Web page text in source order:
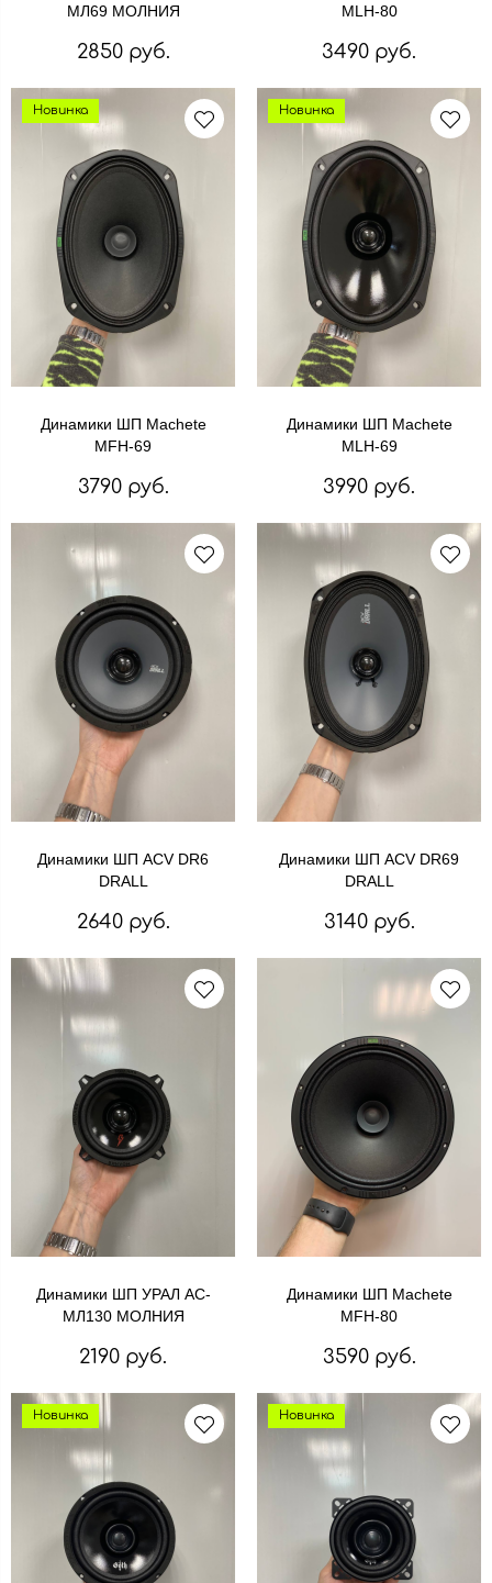
МЛ69 МОЛНИЯ
2850 руб.
MLH-80
3490 руб.
Новинка
Динамики ШП Machete
MFH-69
3790 руб.
Новинка
Динамики ШП Machete
MLH-69
3990 руб.
Динамики ШП ACV DR6
DRALL
2640 руб.
Динамики ШП ACV DR69
DRALL
3140 руб.
Динамики ШП УРАЛ АС-
МЛ130 МОЛНИЯ
2190 руб.
Динамики ШП Machete
MFH-80
3590 руб.
Новинка Новинка